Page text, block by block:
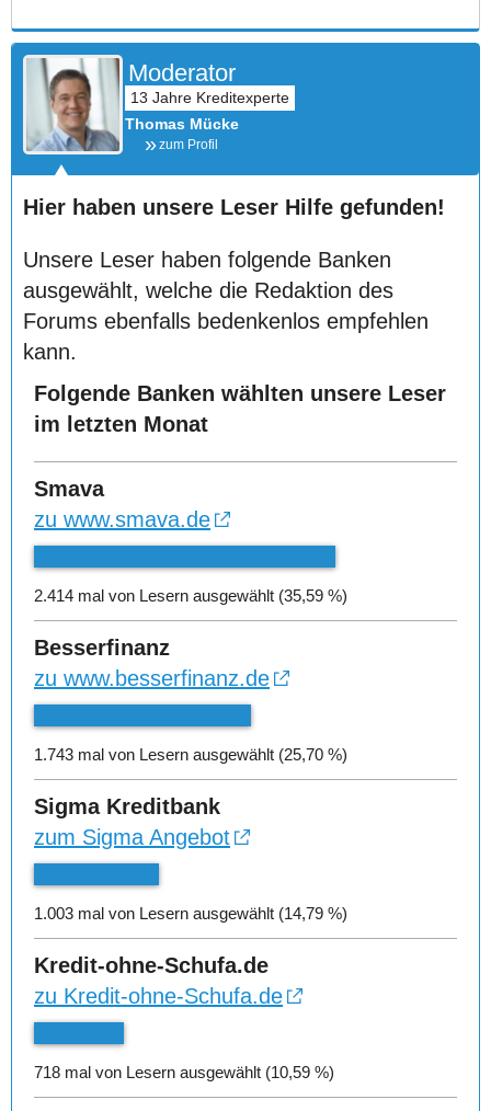
Moderator
Thomas Mücke
zum Profil
Hier haben unsere Leser Hilfe gefunden!
Unsere Leser haben folgende Banken
ausgewählt, welche die Redaktion des
Forums ebenfalls bedenkenlos empfehlen
kann.
Folgende Banken wählten unsere Leser
im letzten Monat
Smava
zu www.smava.de
2.414 mal von Lesern ausgewählt (35,59 %)
Besserfinanz
zu www.besserfinanz.de
1.743 mal von Lesern ausgewählt (25,70 %)
Sigma Kreditbank
zum Sigma Angebot
1.003 mal von Lesern ausgewählt (14,79 %)
Kredit-ohne-Schufa.de
zu Kredit-ohne-Schufa.de
718 mal von Lesern ausgewählt (10,59 %)